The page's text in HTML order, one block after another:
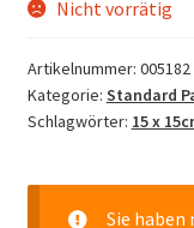
Nicht vorrätig
Artikelnummer: 005182
Kategorie: Standard
Schlagwörter: 15 x
Sie